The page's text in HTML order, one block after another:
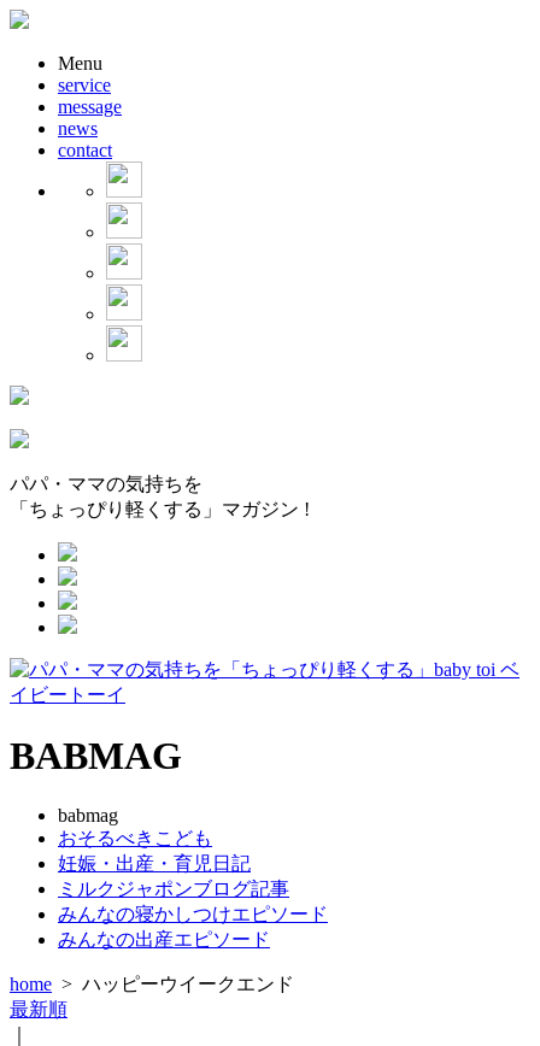
Menu
service
message
news
contact
パパ・ママの気持ちを
「ちょっぴり軽くする」マガジン !
BABMAG
babmag
おそるべきこども
妊娠・出産・育児日記
ミルクジャポンブログ記事
みんなの寝かしつけエピソード
みんなの出産エピソード
home > ハッピーウイークエンド
最新順